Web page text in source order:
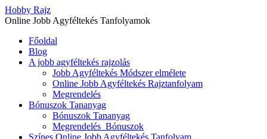
Hobby Rajz
Online Jobb Agyféltekés Tanfolyamok
Főoldal
Blog
A jobb agyféltekés rajzolás
Jobb Agyféltekés Módszer elmélete
Online Jobb Agyféltekés Rajztanfolyam
Megrendelés
Bónuszok Tananyag
Bónuszok Tananyag
Megrendelés_Bónuszok
Színes Online Jobb Agyféltekés Tanfolyam